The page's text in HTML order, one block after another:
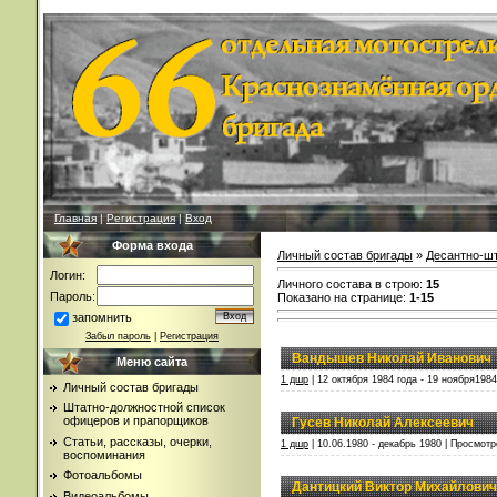
Главная|Регистрация|Вход
Форма входа
Логин:
Пароль:
запомнить
Забыл пароль Регистрация
Меню сайта
Личный состав бригады
Штатно-должностной список
офицеров и прапорщиков
Статьи, рассказы, очерки,
воспоминания
Фотоальбомы
Личный состав бригады » Десантно-
Личного состава в строю: 15
Показано на странице: 1-15
Вандышев Николай Иванович
1 дшр | 12 октября 1984 года - 19
Гусев Николай Алексеевич
1 дшр | 10.06.1980 - декабрь 1980 |
Дантицкий Виктор Михайлович